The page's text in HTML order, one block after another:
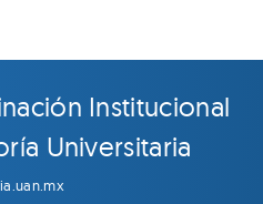
Institucional
Universitaria